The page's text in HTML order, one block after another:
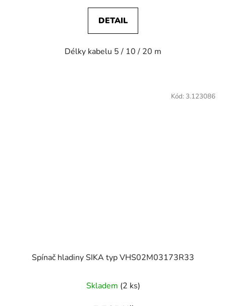
DETAIL
Délky kabelu 5 / 10 / 20 m
Spínač hladiny SIKA typ VHS02M03173R33
Skladem (2 ks)
Kód: 3.123086